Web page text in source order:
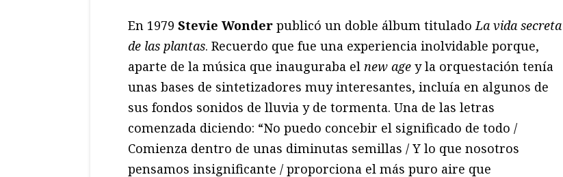
En 1979 Stevie Wonder publicó un doble álbum tituladoLa vida secreta
de las plantas. Recuerdo que fue una experiencia inolvidable porque,
aparte de la música que inauguraba el new age y la orquestación tenía
unas bases de sintetizadores muy interesantes, incluía en algunos de
sus fondos sonidos de lluvia y de tormenta. Una de las letras
comenzada diciendo: “No puedo concebir el significado de todo /
Comienza dentro de unas diminutas semillas / Y lo que nosotros
pensamos insignificante / proporciona el más puro aire que